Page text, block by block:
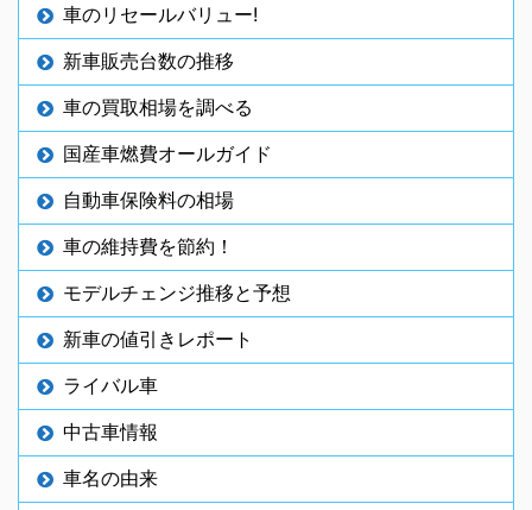
車のリセールバリュー!
新車販売台数の推移
車の買取相場を調べる
国産車燃費オールガイド
自動車保険料の相場
車の維持費を節約！
モデルチェンジ推移と予想
新車の値引きレポート
ライバル車
中古車情報
車名の由来